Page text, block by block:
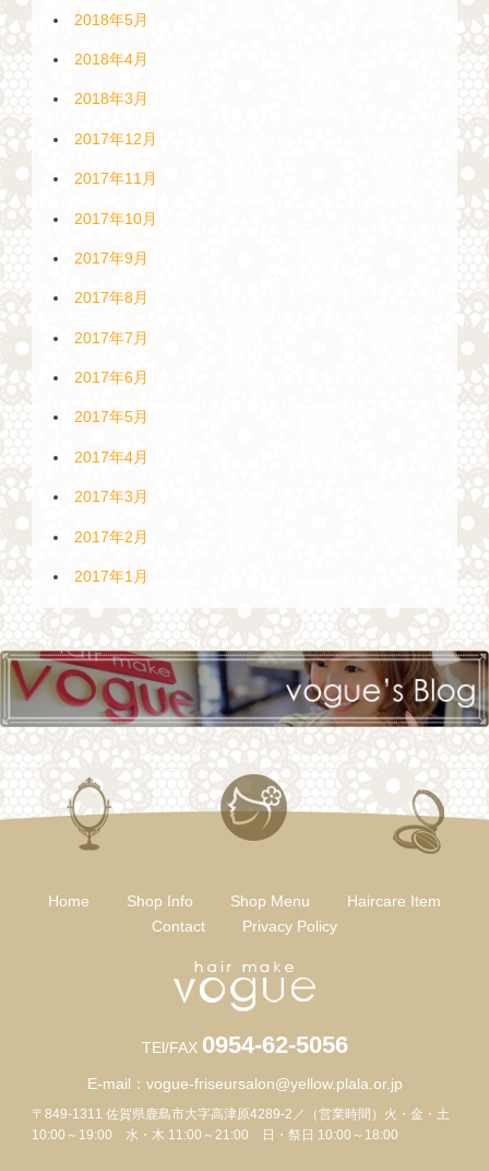
2018年5月
2018年4月
2018年3月
2017年12月
2017年11月
2017年10月
2017年9月
2017年8月
2017年7月
2017年6月
2017年5月
2017年4月
2017年3月
2017年2月
2017年1月
Home Shop Info Shop Menu
Haircare Item
Contact
Privacy Policy
TEl/FAX 0954-62-5056
E-mail： vogue-friseursalon@yellow.plala.or.jp
〒849-1311 佐賀県鹿島市大字高津原4289-2／（営業時間）火・金・土
10:00～19:00 水・木 11:00～21:00 日・祭日 10:00～18:00